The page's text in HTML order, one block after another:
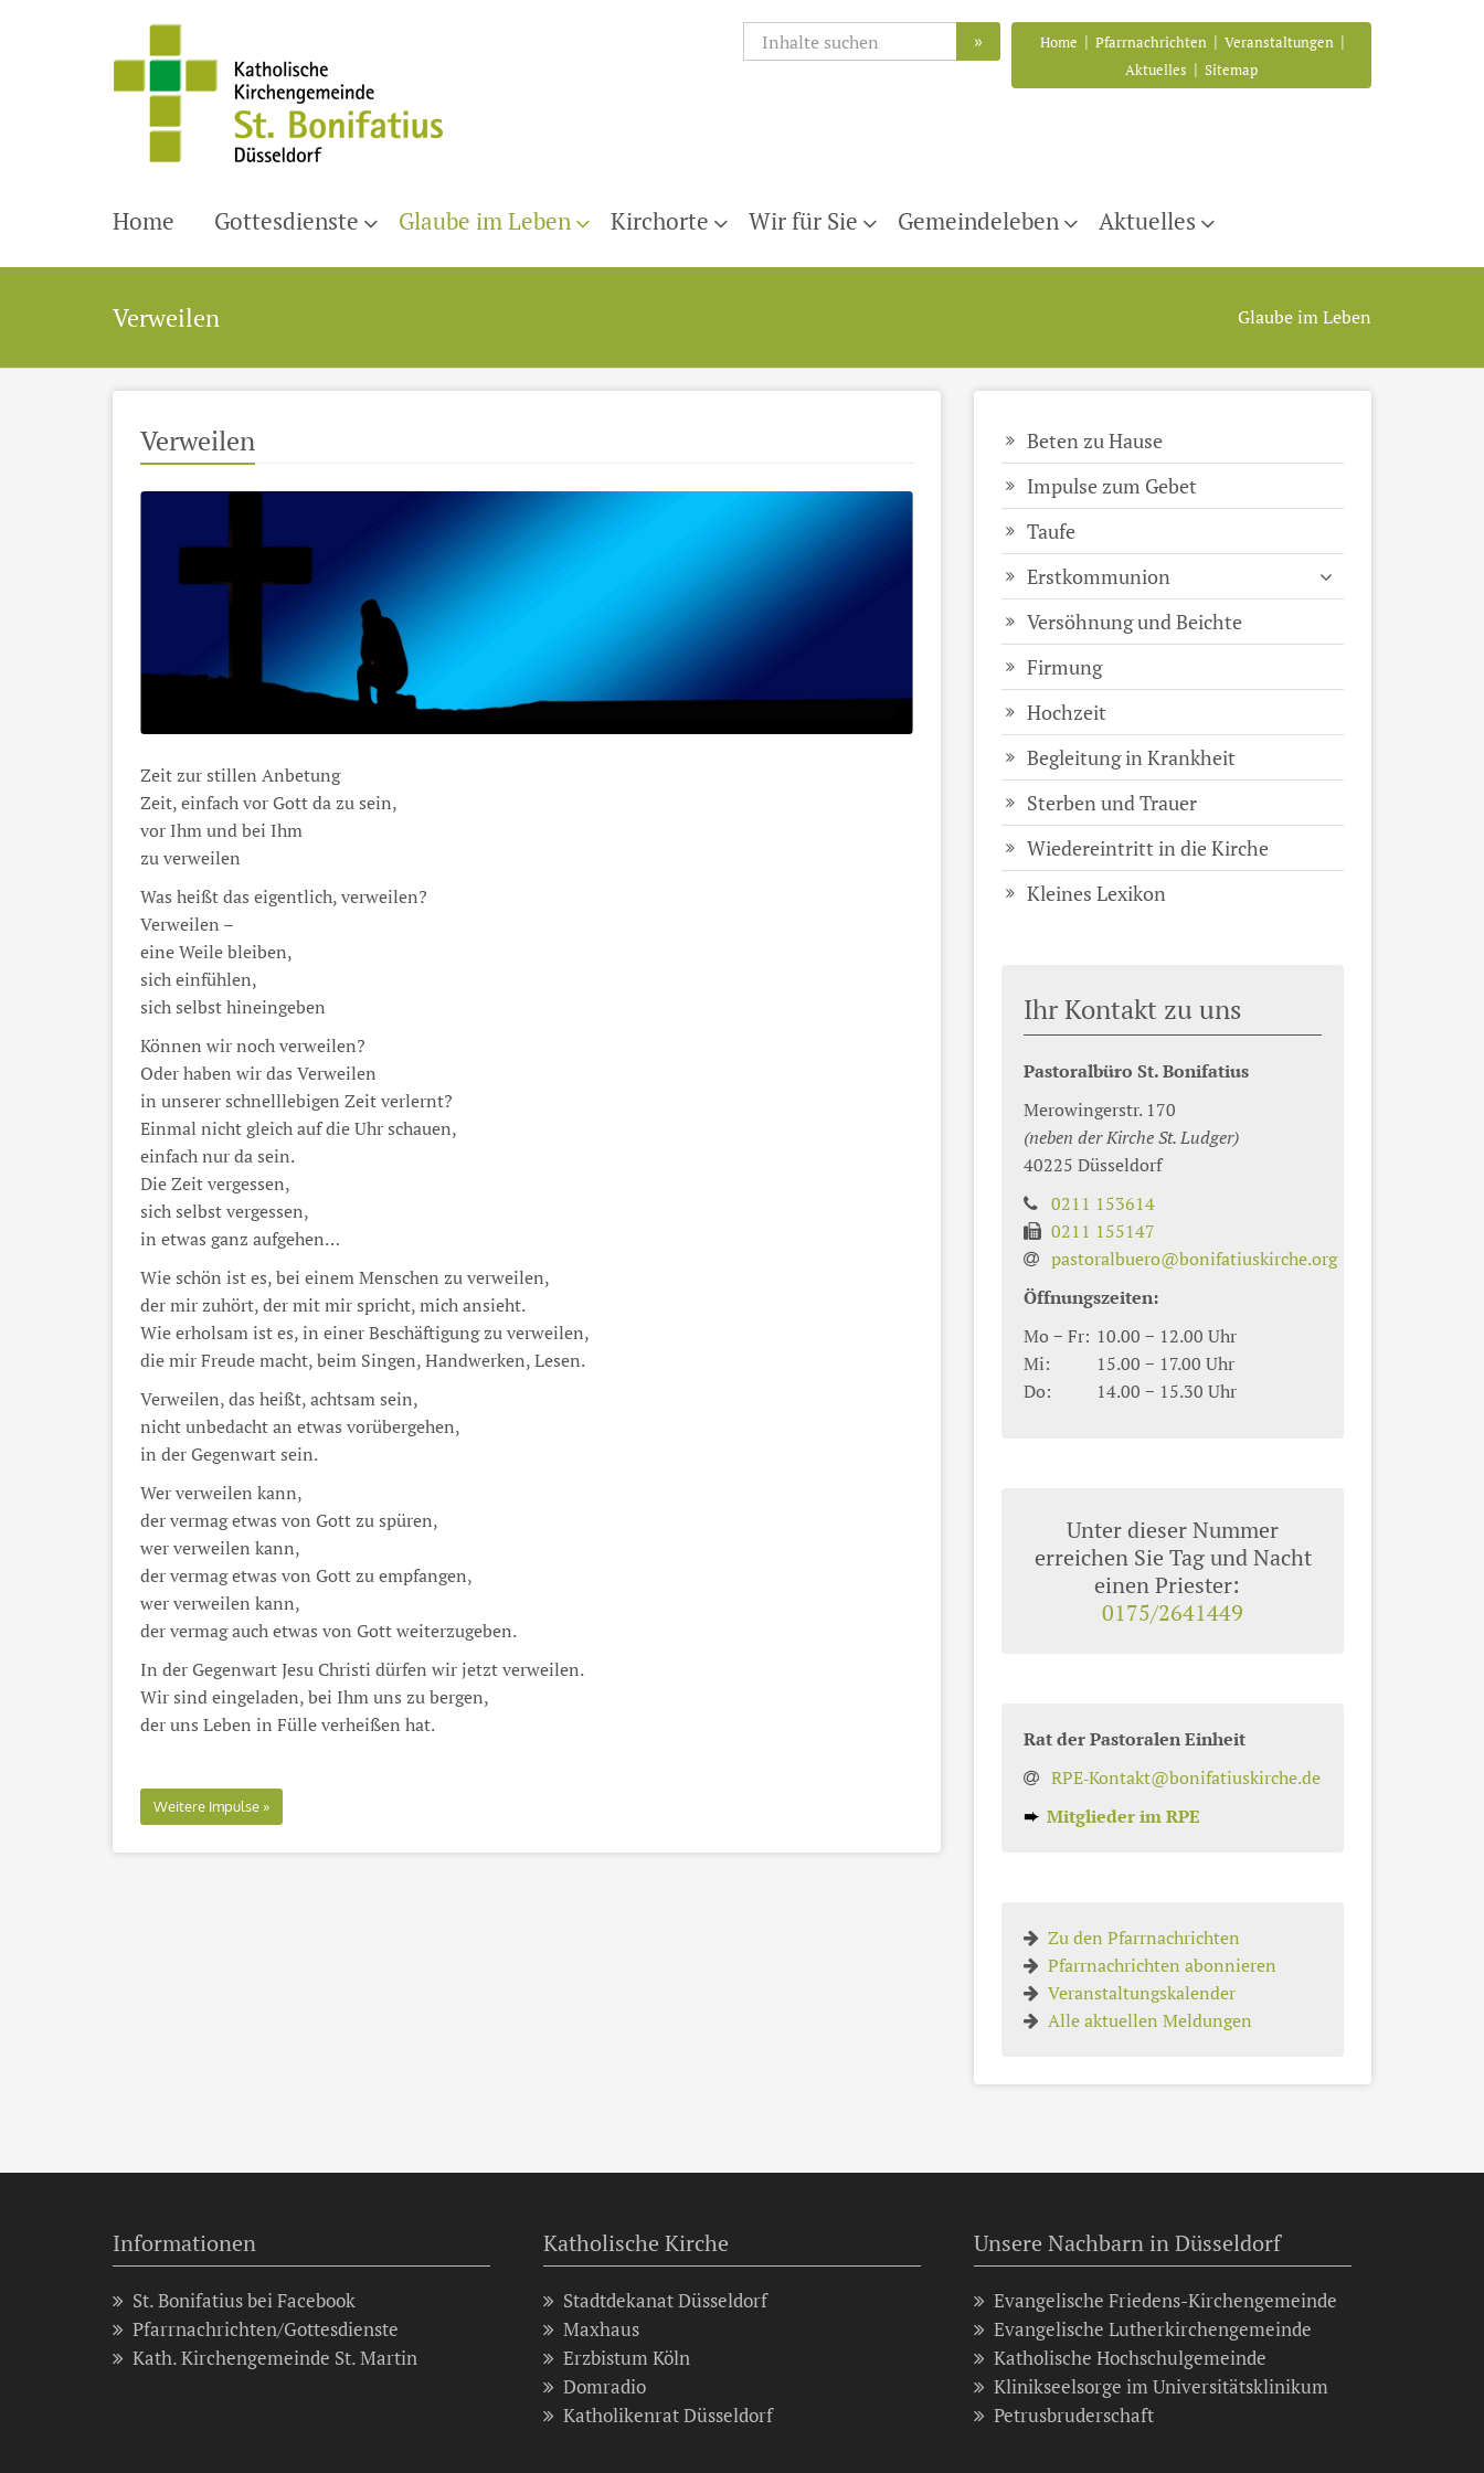
Home | Pfarrnachrichten | Veranstaltungen |
Aktuelles | Sitemap
»
Home Gottesdienste Glaube im Leben Kirchorte Wir für Sie Gemeindeleben Aktuelles
Verweilen Glaube im Leben
Verweilen
Zeit zur stillen Anbetung
Zeit, einfach vor Gott da zu sein,
vor Ihm und bei Ihm
zu verweilen
Was heißt das eigentlich, verweilen?
Verweilen –
eine Weile bleiben,
sich einfühlen,
sich selbst hineingeben
Können wir noch verweilen?
Oder haben wir das Verweilen
in unserer schnelllebigen Zeit verlernt?
Einmal nicht gleich auf die Uhr schauen,
einfach nur da sein.
Die Zeit vergessen,
sich selbst vergessen,
in etwas ganz aufgehen…
Wie schön ist es, bei einem Menschen zu verweilen,
der mir zuhört, der mit mir spricht, mich ansieht.
Wie erholsam ist es, in einer Beschäftigung zu verweilen,
die mir Freude macht, beim Singen, Handwerken, Lesen.
Verweilen, das heißt, achtsam sein,
nicht unbedacht an etwas vorübergehen,
in der Gegenwart sein.
Wer verweilen kann,
der vermag etwas von Gott zu spüren,
wer verweilen kann,
der vermag etwas von Gott zu empfangen,
wer verweilen kann,
der vermag auch etwas von Gott weiterzugeben.
In der Gegenwart Jesu Christi dürfen wir jetzt verweilen.
Wir sind eingeladen, bei Ihm uns zu bergen,
der uns Leben in Fülle verheißen hat.
Weitere Impulse
Beten zu Hause
Impulse zum Gebet
Taufe
Erstkommunion
Versöhnung und Beichte
Firmung
Hochzeit
Begleitung in Krankheit
Sterben und Trauer
Wiedereintritt in die Kirche
Kleines Lexikon
Ihr Kontakt zu uns
Pastoralbüro St. Bonifatius
Merowingerstr. 170
(neben der Kirche St. Ludger)
40225 Düsseldorf
0211 153614
0211 155147
pastoralbuero@bonifatiuskirche.org
Öffnungszeiten:
Mo − Fr: 10.00 − 12.00 Uhr
Mi:
15.00 − 17.00 Uhr
Do:
14.00 − 15.30 Uhr
Unter dieser Nummer
erreichen Sie Tag und Nacht
einen Priester:
0175/2641449
Rat der Pastoralen Einheit
RPE‑Kontakt@bonifatiuskirche.de
➨ Mitglieder im RPE
Zu den Pfarrnachrichten
Pfarrnachrichten abonnieren
Veranstaltungskalender
Alle aktuellen Meldungen
Informationen
St. Bonifatius bei Facebook
Pfarrnachrichten/Gottesdienste
Kath. Kirchengemeinde St. Martin
Katholische Kirche
Stadtdekanat Düsseldorf
Maxhaus
Erzbistum Köln
Domradio
Katholikenrat Düsseldorf
Unsere Nachbarn in Düsseldorf
Evangelische Friedens-Kirchengemeinde
Evangelische Lutherkirchengemeinde
Katholische Hochschulgemeinde
Klinikseelsorge im Universitätsklinikum
Petrusbruderschaft